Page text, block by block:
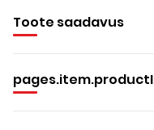
Toote saadavus